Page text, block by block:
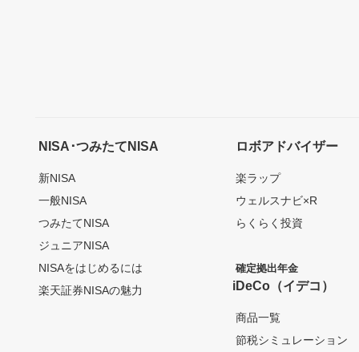
NISA･つみたてNISA
新NISA
一般NISA
つみたてNISA
ジュニアNISA
NISAをはじめるには
楽天証券NISAの魅力
ロボアドバイザー
楽ラップ
ウェルスナビ×R
らくらく投資
確定拠出年金
iDeCo（イデコ）
商品一覧
節税シミュレーション